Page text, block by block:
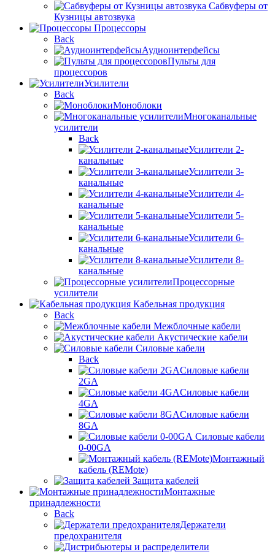
Сабвуферы от
Кузницы автозвука
Процессоры
Back
Аудиоинтерфейсы
Пульты для
процессоров
Усилители
Back
Моноблоки
Многоканальные
усилители
Back
Усилители 2-
канальные
Усилители 3-
канальные
Усилители 4-
канальные
Усилители 5-
канальные
Усилители 6-
канальные
Усилители 8-
канальные
Процессорные
усилители
Кабельная продукция
Back
Межблочные кабели
Акустические кабели
Силовые кабели
Back
Силовые кабели
2GA
Силовые кабели
4GA
Силовые кабели
8GA
Силовые кабели
0-00GA
Монтажный
кабель (REMote)
Защита кабелей
Монтажные
принадлежности
Back
Держатели
предохранителя